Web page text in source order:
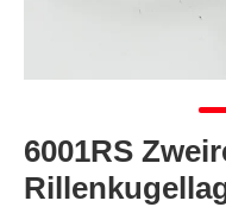
6001RS